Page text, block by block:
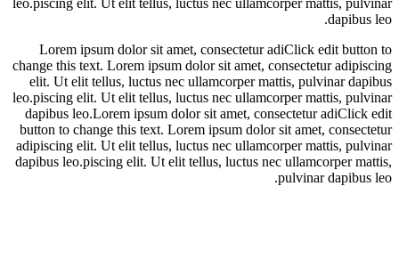
leo.piscing elit. Ut elit tellus, luctus nec ullamcorper mattis, pulvinar
dapibus leo.
Lorem ipsum dolor sit amet, consectetur adiClick edit button to
change this text. Lorem ipsum dolor sit amet, consectetur adipiscing
elit. Ut elit tellus, luctus nec ullamcorper mattis, pulvinar dapibus
leo.piscing elit. Ut elit tellus, luctus nec ullamcorper mattis, pulvinar
dapibus leo.Lorem ipsum dolor sit amet, consectetur adiClick edit
button to change this text. Lorem ipsum dolor sit amet, consectetur
adipiscing elit. Ut elit tellus, luctus nec ullamcorper mattis, pulvinar
dapibus leo.piscing elit. Ut elit tellus, luctus nec ullamcorper mattis,
pulvinar dapibus leo.